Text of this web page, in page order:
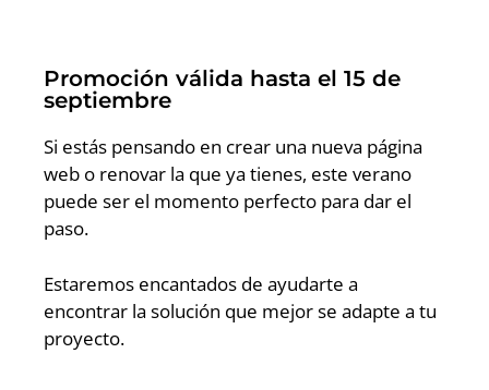
Promoción válida hasta el 15 de
septiembre
Si estás pensando en crear una nueva página
web o renovar la que ya tienes, este verano
puede ser el momento perfecto para dar el
paso.
Estaremos encantados de ayudarte a
encontrar la solución que mejor se adapte a tu
proyecto.